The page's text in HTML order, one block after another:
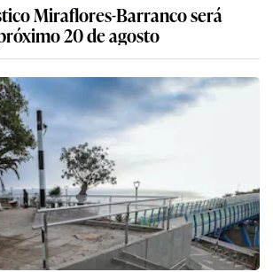
Miraflores-Barranco será
20 de agosto